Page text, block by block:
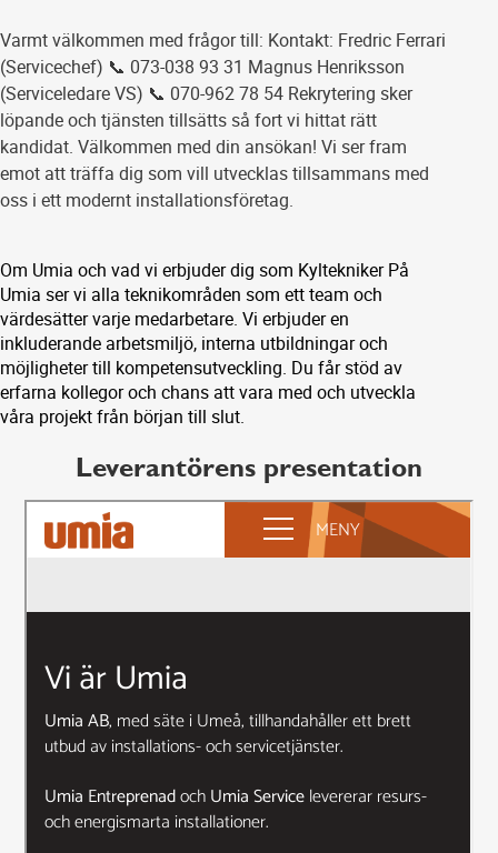
Varmt välkommen med frågor till: Kontakt: Fredric Ferrari
(Servicechef) 📞 073-038 93 31 Magnus Henriksson
(Serviceledare VS) 📞 070-962 78 54 Rekrytering sker
löpande och tjänsten tillsätts så fort vi hittat rätt
kandidat. Välkommen med din ansökan! Vi ser fram
emot att träffa dig som vill utvecklas tillsammans med
oss i ett modernt installationsföretag.
Om Umia och vad vi erbjuder dig som Kyltekniker På
Umia ser vi alla teknikområden som ett team och
värdesätter varje medarbetare. Vi erbjuder en
inkluderande arbetsmiljö, interna utbildningar och
möjligheter till kompetensutveckling. Du får stöd av
erfarna kollegor och chans att vara med och utveckla
våra projekt från början till slut.
Leverantörens presentation